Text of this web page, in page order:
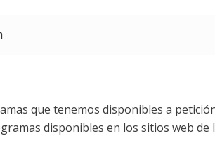
que tenemos disponibles a
disponibles en los sitios web de